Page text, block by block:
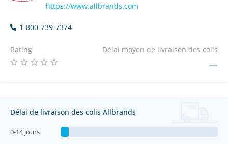
https://www.allbrands.com
1-800-739-7374
Rating Délai moyen de livraison des colis
—
Délai de livraison des colis Allbrands
0-14 jours